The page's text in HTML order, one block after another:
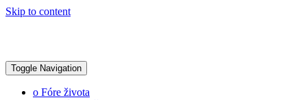
Skip to content
Toggle Navigation
o Fóre života